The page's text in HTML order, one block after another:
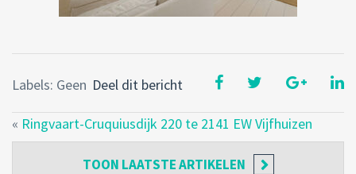
Deel dit bericht
Labels: Geen
« Ringvaart-Cruquiusdijk 220 te 2141 EW Vijfhuizen
TOON LAATSTE ARTIKELEN